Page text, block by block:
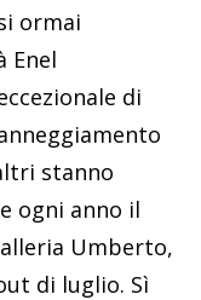
ormai
Enel
di
stanno
ogni anno il
Umberto,
di luglio. Sì